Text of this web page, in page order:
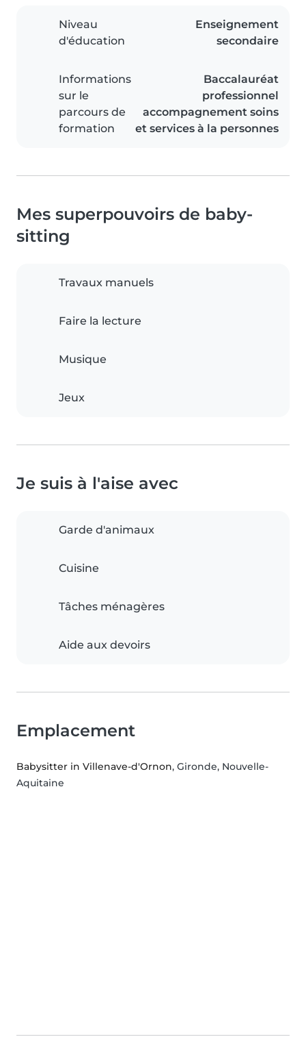
Niveau
d'éducation
Enseignement
secondaire
Informations
sur le
parcours de
formation
Baccalauréat
professionnel
accompagnement soins
et services à la personnes
Mes superpouvoirs de baby-
sitting
Travaux manuels
Faire la lecture
Musique
Jeux
Je suis à l'aise avec
Garde d'animaux
Cuisine
Tâches ménagères
Aide aux devoirs
Emplacement
Babysitter in Villenave-d'Ornon, Gironde, Nouvelle-
Aquitaine